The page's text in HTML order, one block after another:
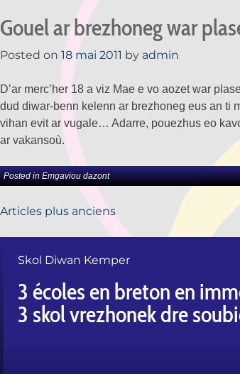
Gouel ar brezhoneg war
Posted on 18 mai 2011 by admin
D’ar merc’her 18 a viz Mae e vo aozet war
dud diwar-benn kelenn ar brezhoneg eus an ti
vihan evit ar vugale… Adarre, pouezhus eo
ar vakansoù.
Posted inEmgaviou dazont
Articles plus anciens
Skol Diwan Kemper
3 écoles en breton en
3 skol vrezhonek dre